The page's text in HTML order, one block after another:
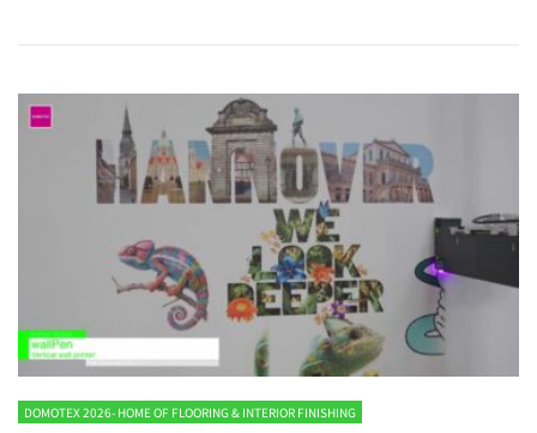
DOMOTEX 2026- HOME OF FLOORING & INTERIOR FINISHING